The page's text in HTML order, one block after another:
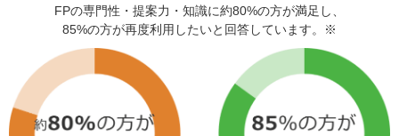
FPの専門性・提案力・知識に約80%の方が満足し、
85%の方が再度利用したいと回答しています。※